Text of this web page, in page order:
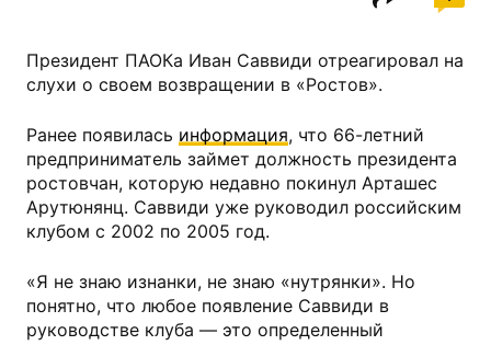
Президент ПАОКа Иван Саввиди отреагировал на
слухи о своем возвращении в «Ростов».
Ранее появилась информация, что 66-летний
предприниматель займет должность президента
ростовчан, которую недавно покинул Арташес
Арутюнянц. Саввиди уже руководил российским
клубом с 2002 по 2005 год.
«Я не знаю изнанки, не знаю «нутрянки». Но
понятно, что любое появление Саввиди в
руководстве клуба — это определенный